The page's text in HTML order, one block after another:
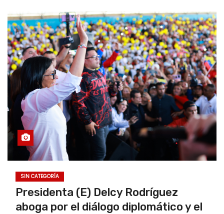
SIN CATEGORÍA
Presidenta (E) Delcy Rodríguez
aboga por el diálogo diplomático y el